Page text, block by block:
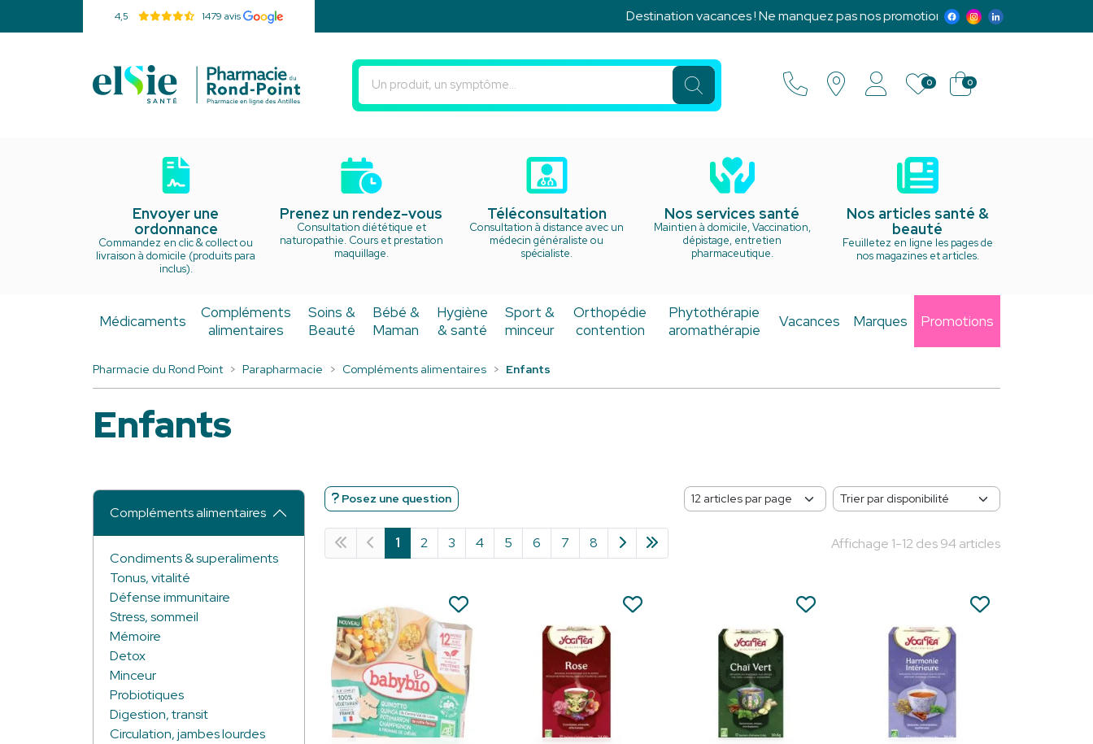
Destination vacances ! Ne manquez pas nos promotions exclusives et notre programme
4,5 1479 avis
Pharmacie du Rond Point Votre pharmacie en ligne à votre service
0 0
Envoyer une
ordonnance
Commandez en clic & collect ou
livraison à domicile (produits para
inclus).
Prenez un rendez-vous
Consultation diététique et
naturopathie. Cours et prestation
maquillage.
Téléconsultation
Consultation à distance avec un
médecin généraliste ou
spécialiste.
Nos services santé
Maintien à domicile, Vaccination,
dépistage, entretien
pharmaceutique.
Nos articles santé &
beauté
Feuilletez en ligne les pages de
nos magazines et articles.
Médicaments
Compléments
alimentaires
Soins &
Beauté
Bébé &
Maman
Hygiène
& santé
Sport &
minceur
Orthopédie
contention
Phytothérapie
aromathérapie
Vacances Marques Promotions
Pharmacie du Rond Point Parapharmacie Compléments alimentaires Enfants
Enfants
Posez une question
Affichage 1-12 des 94 articles
1 2 3 4 5 6 7 8
Compléments alimentaires
Condiments & superaliments
Tonus, vitalité
Défense immunitaire
Stress, sommeil
Mémoire
Detox
Minceur
Probiotiques
Digestion, transit
Circulation, jambes lourdes